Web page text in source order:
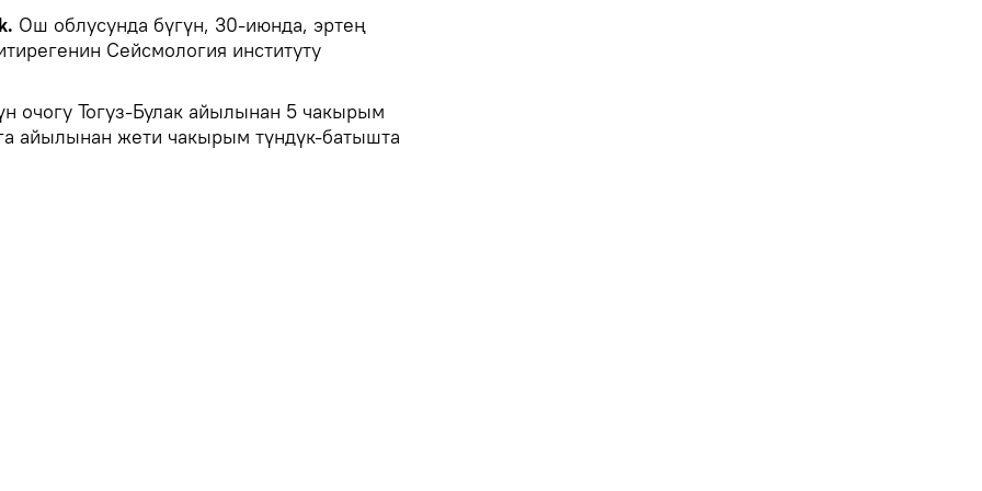
Ош облусунда бүгүн, 30-июнда, эртең
Сейсмология институту
очогу Тогуз-Булак айылынан 5 чакырым
айылынан жети чакырым түндүк-батышта